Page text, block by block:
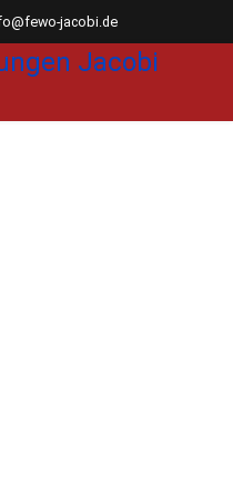
jacobi.de